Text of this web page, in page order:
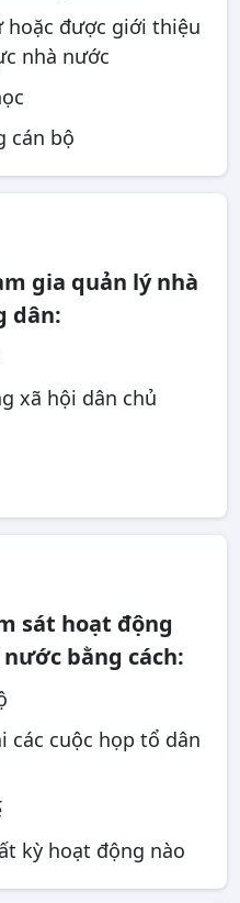
hoặc được giới thiệu
nhà nước
cán bộ
gia quản lý nhà
dân:
xã hội dân chủ
sát hoạt động
bằng cách:
các cuộc họp tổ dân
kỳ hoạt động nào